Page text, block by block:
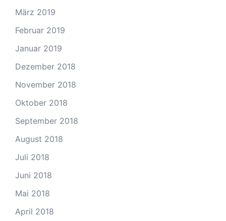
März 2019
Februar 2019
Januar 2019
Dezember 2018
November 2018
Oktober 2018
September 2018
August 2018
Juli 2018
Juni 2018
Mai 2018
April 2018